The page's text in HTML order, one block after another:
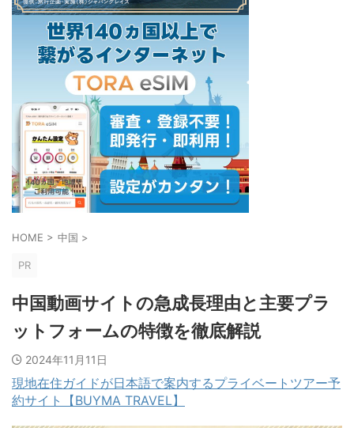
HOME > 中国 >
PR
中国動画サイトの急成長理由と主要プラ
ットフォームの特徴を徹底解説
2024年11月11日
現地在住ガイドが日本語で案内するプライベートツアー予
約サイト【BUYMA TRAVEL】